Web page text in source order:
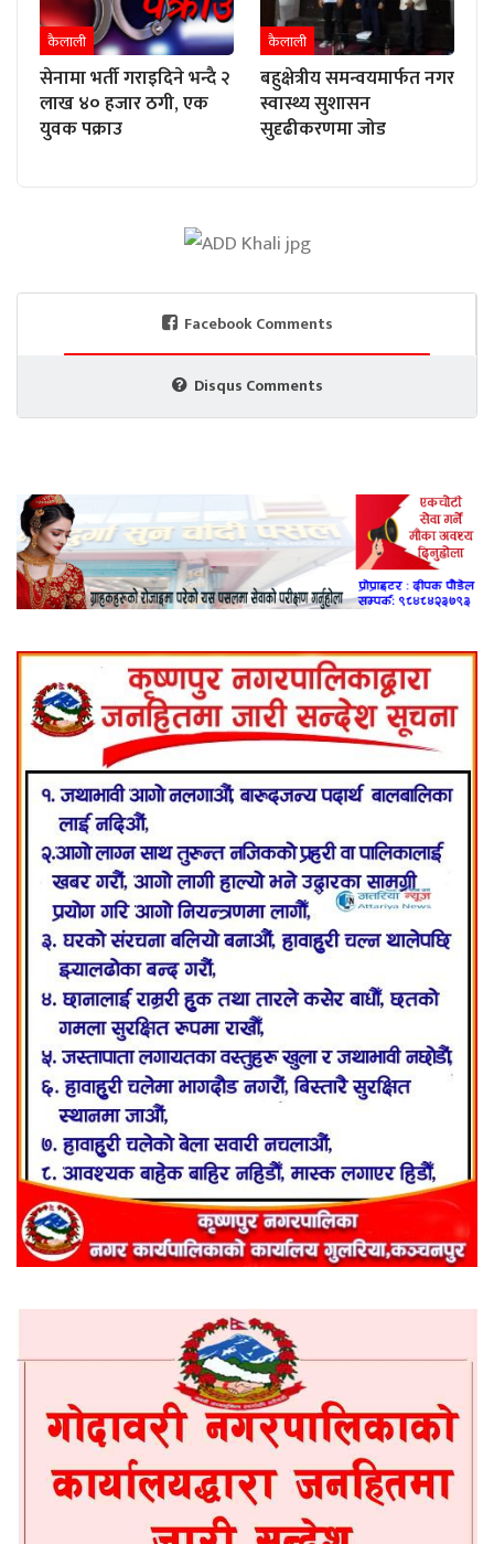
कैलाली
सेनामा भर्ती गराइदिने भन्दै २
लाख ४० हजार ठगी, एक
युवक पक्राउ
कैलाली
बहुक्षेत्रीय समन्वयमार्फत नगर
स्वास्थ्य सुशासन
सुदृढीकरणमा जोड
Facebook Comments
Disqus Comments